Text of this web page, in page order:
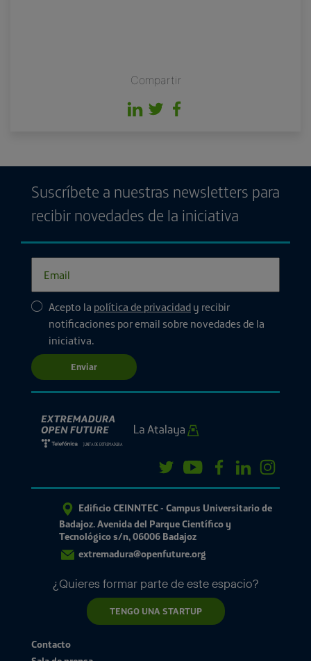
Compartir
Suscríbete a nuestras newsletters para
recibir novedades de la iniciativa
Acepto la política de privacidad y recibir
notificaciones por email sobre novedades de la
iniciativa.
Enviar
Edificio CEINNTEC - Campus Universitario de
Badajoz. Avenida del Parque Científico y
Tecnológico s/n, 06006 Badajoz
extremadura@openfuture.org
¿Quieres formar parte de este espacio?
TENGO UNA STARTUP
Contacto